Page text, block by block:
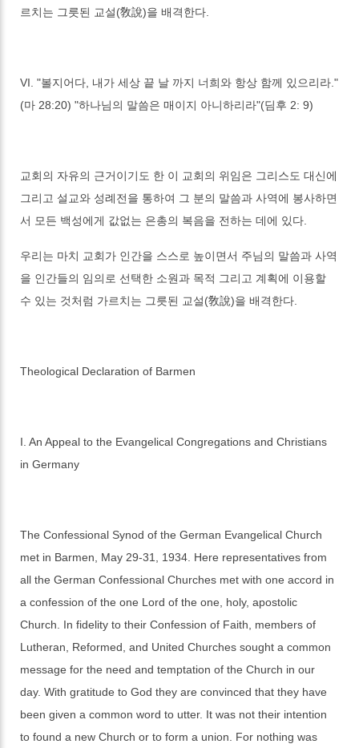
르치는 그릇된 교설(敎說)을 배격한다.
VI. "볼지어다, 내가 세상 끝 날 까지 너희와 항상 함께 있으리라."
(마 28:20) "하나님의 말씀은 매이지 아니하리라"(딤후 2: 9)
교회의 자유의 근거이기도 한 이 교회의 위임은 그리스도 대신에
그리고 설교와 성례전을 통하여 그 분의 말씀과 사역에 봉사하면
서 모든 백성에게 값없는 은총의 복음을 전하는 데에 있다.
우리는 마치 교회가 인간을 스스로 높이면서 주님의 말씀과 사역
을 인간들의 임의로 선택한 소원과 목적 그리고 계획에 이용할
수 있는 것처럼 가르치는 그릇된 교설(敎說)을 배격한다.
Theological Declaration of Barmen
I. An Appeal to the Evangelical Congregations and Christians
in Germany
The Confessional Synod of the German Evangelical Church
met in Barmen, May 29-31, 1934. Here representatives from
all the German Confessional Churches met with one accord in
a confession of the one Lord of the one, holy, apostolic
Church. In fidelity to their Confession of Faith, members of
Lutheran, Reformed, and United Churches sought a common
message for the need and temptation of the Church in our
day. With gratitude to God they are convinced that they have
been given a common word to utter. It was not their intention
to found a new Church or to form a union. For nothing was